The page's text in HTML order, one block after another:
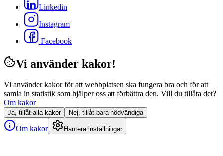
Linkedin
Instagram
Facebook
Vi använder kakor!
Vi använder kakor för att webbplatsen ska fungera bra och för att
samla in statistik som hjälper oss att förbättra den. Vill du tillåta det?
Om kakor
Ja, tillåt alla kakor Nej, tillåt bara nödvändiga
Om kakor Hantera inställningar